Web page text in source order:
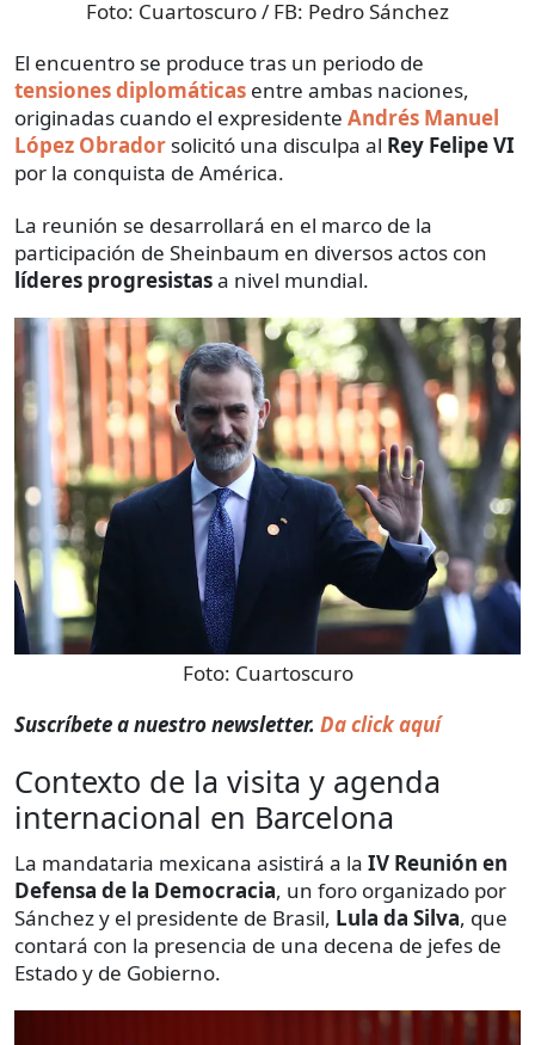
Foto: Cuartoscuro / FB: Pedro Sánchez
El encuentro se produce tras un periodo de
tensiones diplomáticas entre ambas naciones,
originadas cuando el expresidente Andrés Manuel
López Obrador solicitó una disculpa al Rey Felipe VI
por la conquista de América.
La reunión se desarrollará en el marco de la
participación de Sheinbaum en diversos actos con
líderes progresistasa nivel mundial.
Foto: Cuartoscuro
Suscríbete a nuestro newsletter. Da click aquí
Contexto de la visita y agenda
internacional en Barcelona
La mandataria mexicana asistirá a la IV Reunión en
Defensa de la Democracia, un foro organizado por
Sánchez y el presidente de Brasil, Lula da Silva, que
contará con la presencia de una decena de jefes de
Estado y de Gobierno.